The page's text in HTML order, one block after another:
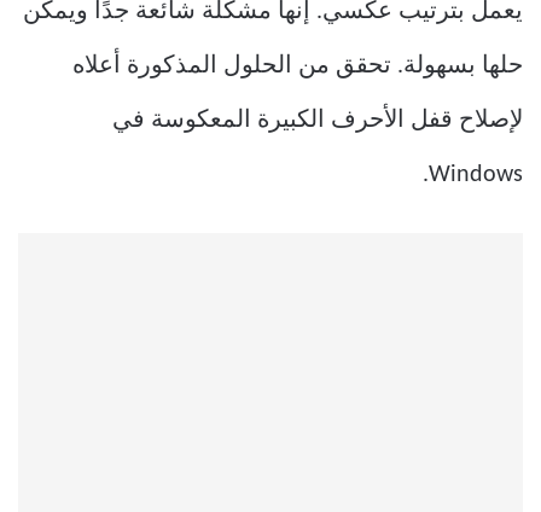
يعمل بترتيب عكسي. إنها مشكلة شائعة جدًا ويمكن
حلها بسهولة. تحقق من الحلول المذكورة أعلاه
لإصلاح قفل الأحرف الكبيرة المعكوسة في
Windows.